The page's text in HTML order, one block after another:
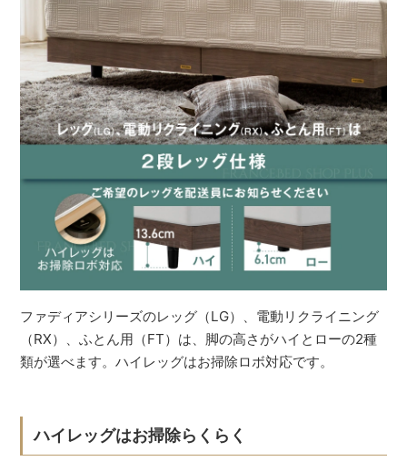
ファディアシリーズのレッグ（LG）、電動リクライニング
（RX）、ふとん用（FT）は、脚の高さがハイとローの2種
類が選べます。ハイレッグはお掃除ロボ対応です。
ハイレッグはお掃除らくらく